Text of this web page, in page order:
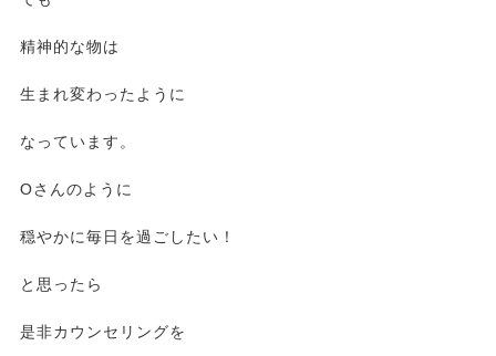
精神的な物は
生まれ変わったように
なっています。
Oさんのように
穏やかに毎日を過ごしたい！
と思ったら
是非カウンセリングを